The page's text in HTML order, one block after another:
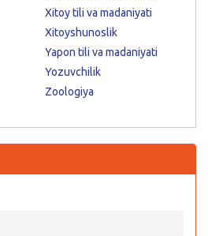
Xitoy tili va madaniyati
Xitoyshunoslik
Yapon tili va madaniyati
Yozuvchilik
Zoologiya